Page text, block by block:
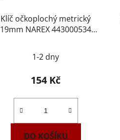
Klíč očkoplochý metrický
19mm NAREX 443000534
1-2 dny
154 Kč
DO KOŠÍKU